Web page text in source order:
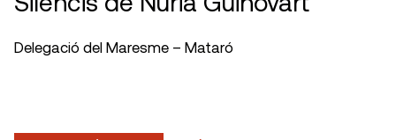
Delegació del Maresme – Mataró